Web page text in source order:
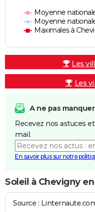
Moyenne
Moyenne
Maximales à
Les
Les
A ne pas manquer
Recevez nos astuces
mail.
En savoir plus sur notre
Soleil à Chevigny
Source :